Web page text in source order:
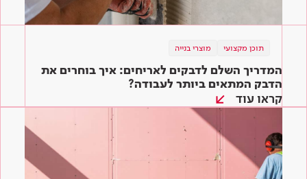
תוכן מקצועי מוצרי בנייה
המדריך השלם לדבקים לאריחים: איך בוחרים את
הדבק המתאים ביותר לעבודה?
קראו עוד